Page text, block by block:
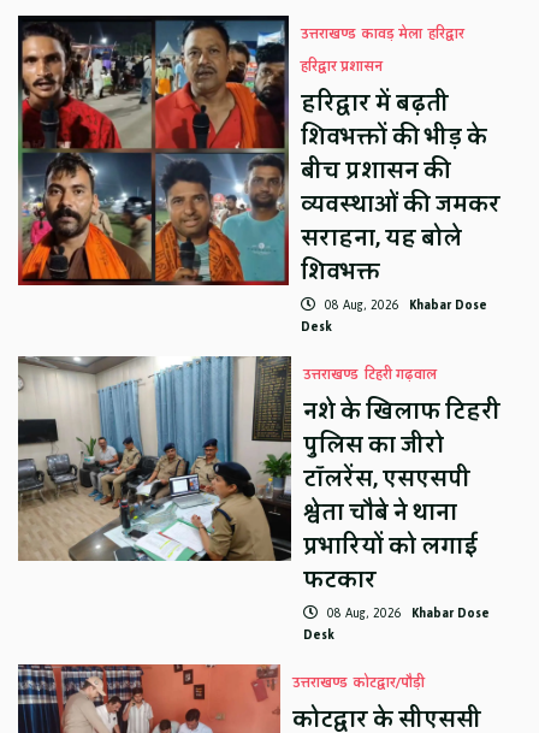
उत्तराखण्ड कावड़ मेला हरिद्वार
हरिद्वार प्रशासन
हरिद्वार में बढ़ती
शिवभक्तों की भीड़ के
बीच प्रशासन की
व्यवस्थाओं की जमकर
सराहना, यह बोले
शिवभक्त
08 Aug, 2026 Khabar Dose
Desk
उत्तराखण्ड टिहरी गढ़वाल
नशे के खिलाफ टिहरी
पुलिस का जीरो
टॉलरेंस, एसएसपी
श्वेता चौबे ने थाना
प्रभारियों को लगाई
फटकार
08 Aug, 2026 Khabar Dose
Desk
उत्तराखण्ड कोटद्वार/पौड़ी
कोटद्वार के सीएससी